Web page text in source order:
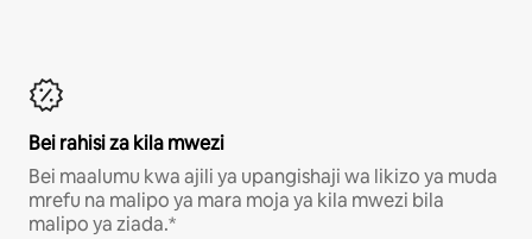
Bei rahisi za kila mwezi
Bei maalumu kwa ajili ya upangishaji wa likizo ya muda
mrefu na malipo ya mara moja ya kila mwezi bila
malipo ya ziada.*